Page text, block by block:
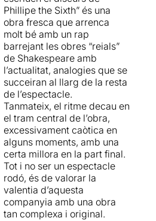
persones amb poder, aquest
és William Shakespeare. Va
ser l’artífex de les paraules,
entre d’altres, d’Eduard III i
els diversos Enric i Ricard.
Imagineu-vos, que aquests
creadors de discursos,
aquestes muses, tinguessin
com a tasca escriure el
discurs del rei Felip VI el dia
3 d’octubre. Exacte, aquell
discurs que va marcar, en
certa manera, un punt
d’inflexió després del
referèndum de l’1 d’octubre
a Catalunya. Doncs
precisament, això és el que
Phillipe the Sixth” és una
obra fresca que arrenca
molt bé amb un rap
barrejant les obres “reials”
de Shakespeare amb
l’actualitat, analogies que se
succeiran al llarg de la resta
de l’espectacle.
Tanmateix, el ritme decau en
el tram central de l’obra,
excessivament caòtica en
alguns moments, amb una
certa millora en la part final.
Tot i no ser un espectacle
rodó, és de valorar la
valentia d’aquesta
companyia amb una obra
tan complexa i original.